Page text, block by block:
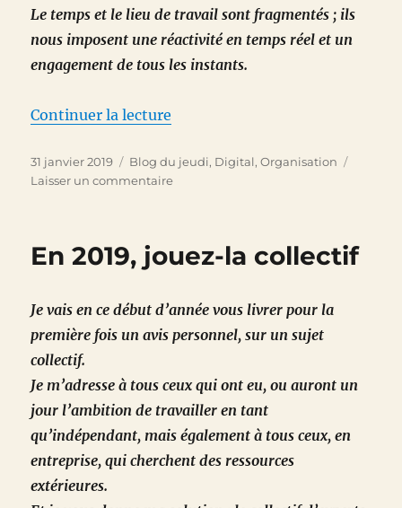
Le temps et le lieu de travail sont fragmentés ; ils
nous imposent une réactivité en temps réel et un
engagement de tous les instants.
Continuer la lecture
Publié
le
31 janvier 2019 Catégories
Blog du jeudi, Digital,Organisation
Laisser un commentairesur
doudou
En 2019, jouez-la collectif
Je vais en ce début d’année vous livrer pour la
première fois un avis personnel, sur un sujet
collectif.
Je m’adresse à tous ceux qui ont eu, ou auront un
jour l’ambition de travailler en tant
qu’indépendant, mais également à tous ceux, en
entreprise, qui cherchent des ressources
extérieures.